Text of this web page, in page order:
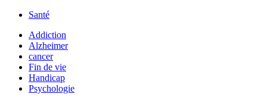
Santé
Addiction
Alzheimer
cancer
Fin de vie
Handicap
Psychologie